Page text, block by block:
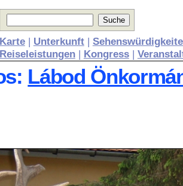
Karte| Unterkunft|
Reiseleistungen| Kongress|
Lábod